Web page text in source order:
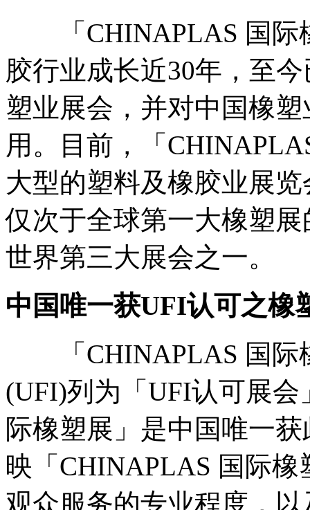
「CHINAPLAS 国际
胶行业成长近30年，至
塑业展会，并对中国橡
用。目前，「
大型的塑料及橡胶业展
仅次于全球第一大橡塑
世界第三大展会之一。
中国唯一获UFI认可之橡
「CHINAPLAS 国际
(UFI)列为「UFI认可展
际橡塑展」是中国唯一
映「CHINAPLAS 国际
观众服务的专业程度，